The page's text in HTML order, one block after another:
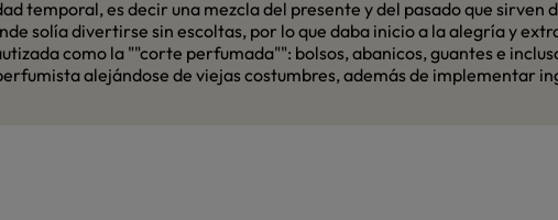
temporal, es decir una mezcla del presente y del pasado que
solía divertirse sin escoltas, por lo que daba inicio a la alegría y
como la ""corte perfumada"": bolsos, abanicos, guantes e
alejándose de viejas costumbres, además de implementar